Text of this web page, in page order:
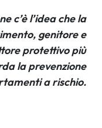
c’è l’idea che la
genitore e
protettivo più
la prevenzione
a rischio.